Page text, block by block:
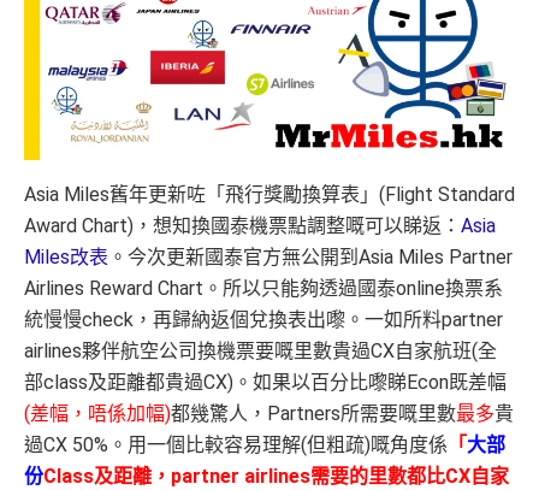
Asia Miles舊年更新咗「飛行獎勵換算表」(Flight Standard
Award Chart)，想知換國泰機票點調整嘅可以睇返： Asia
Miles改表 。今次更新國泰官方無公開到Asia Miles Partner
Airlines Reward Chart。所以只能夠透過國泰online換票系
統慢慢check，再歸納返個兌換表出嚟。一如所料partner
airlines夥伴航空公司換機票要嘅里數貴過CX自家航班(全
部class及距離都貴過CX)。如果以百分比嚟睇Econ既差幅
(差幅，唔係加幅)都幾驚人，Partners所需要嘅里數最多貴
過CX 50%。用一個比較容易理解(但粗疏)嘅角度係 「 大部
份Class及距離，partner airlines需要的里數都比CX自家